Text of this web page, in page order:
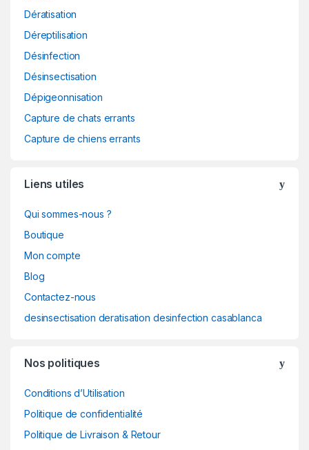
Dératisation
Déreptilisation
Désinfection
Désinsectisation
Dépigeonnisation
Capture de chats errants
Capture de chiens errants
Liens utiles
Qui sommes-nous ?
Boutique
Mon compte
Blog
Contactez-nous
desinsectisation deratisation desinfection casablanca
Nos politiques
Conditions d’Utilisation
Politique de confidentialité
Politique de Livraison & Retour